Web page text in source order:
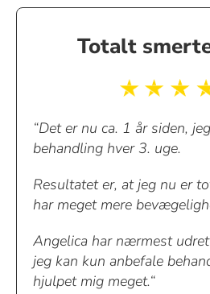
Totalt
“Det er nu ca. 1 år siden,
behandling hver 3. uge.
Resultatet er, at jeg nu er
har meget mere
Angelica har nærmest
jeg kan kun anbefale
hjulpet mig meget.“